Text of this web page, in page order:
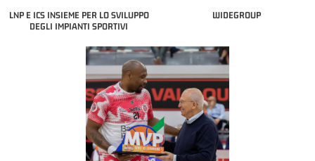
LNP E ICS INSIEME PER LO SVILUPPO
DEGLI IMPIANTI SPORTIVI
WIDEGROUP